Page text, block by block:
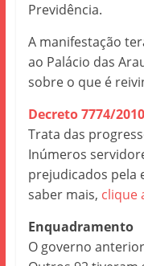
Previdência.
A manifestação
ao Palácio das
sobre o que é
Decreto 7774/2010
Trata das
Inúmeros
prejudicados pela
saber mais, clique
Enquadramento
O governo